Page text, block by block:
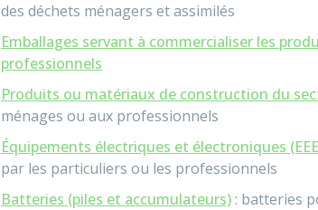
des déchets ménagers et assimilés
Emballages servant à commercialiser les
professionnels
Produits ou matériaux de construction du
ménages ou aux professionnels
Équipements électriques et électroniques
par les particuliers ou les professionnels
Batteries (piles et accumulateurs) : batteries